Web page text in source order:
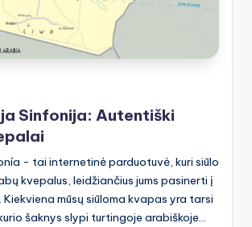
Sinfonija: Autentiški
- tai internetinė parduotuvė, kuri siūlo
kvepalus, leidžiančius jums pasinerti į
Kiekviena mūsų siūloma kvapas yra tarsi
šaknys slypi turtingoje arabiškoje…